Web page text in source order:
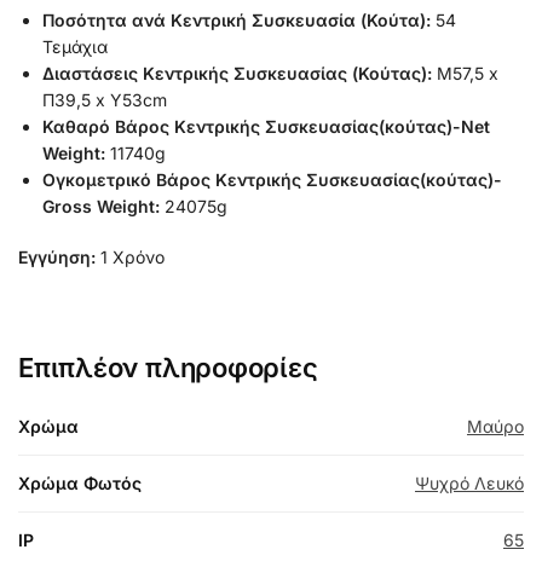
Ποσότητα ανά Κεντρική Συσκευασία (Κούτα): 54
Τεμάχια
Διαστάσεις Κεντρικής Συσκευασίας (Κούτας): Μ57,5 x
Π39,5 x Υ53cm
Καθαρό Βάρος Κεντρικής Συσκευασίας(κούτας)-Net
Weight: 11740g
Ογκομετρικό Βάρος Κεντρικής Συσκευασίας(κούτας)-
Gross Weight: 24075g
Εγγύηση: 1 Χρόνο
Επιπλέον πληροφορίες
Χρώμα Μαύρο
Χρώμα Φωτός Ψυχρό Λευκό
IP 65